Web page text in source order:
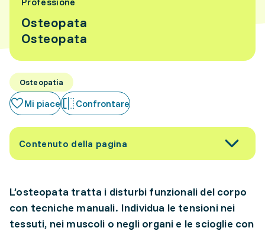
Osteopata
Osteopata
Osteopatia
Mi piace Confrontare
Contenuto della pagina
L’osteopata tratta i disturbi funzionali del corpo
con tecniche manuali. Individua le tensioni nei
tessuti, nei muscoli o negli organi e le scioglie con